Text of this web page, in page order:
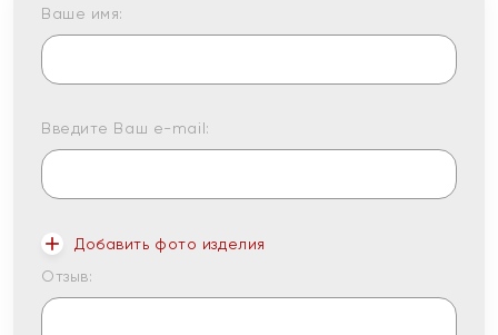
Ваше имя:
Введите Ваш e-mail:
Добавить фото изделия
Отзыв: